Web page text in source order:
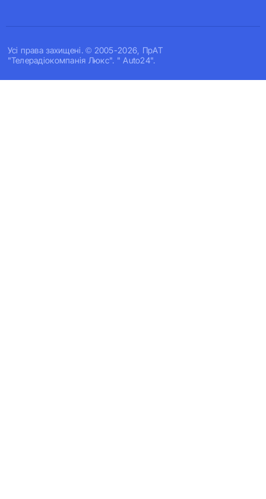
Усi права захищенi. © 2005-2026, ПрАТ
"Телерадіокомпанія Люкс". " Auto24".